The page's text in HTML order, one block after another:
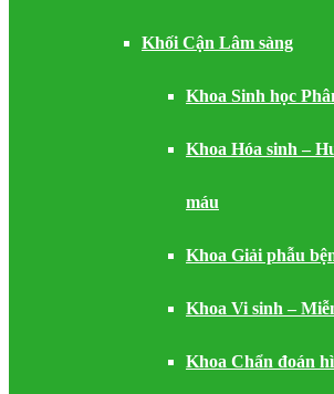
Khối Cận Lâm sàng
Khoa Sinh học
Khoa Hóa sinh –
máu
Khoa Giải phẫu
Khoa Vi sinh –
Khoa Chẩn đoán